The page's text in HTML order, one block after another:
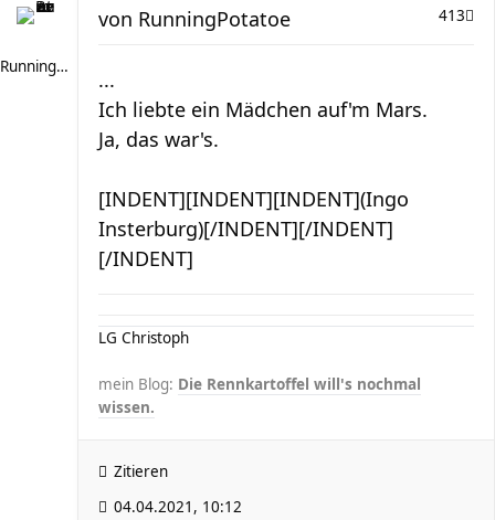
RunningPotatoe
413
von RunningPotatoe
...
Ich liebte ein Mädchen auf'm Mars.
Ja, das war's.
[INDENT][INDENT][INDENT](Ingo
Insterburg)[/INDENT][/INDENT]
[/INDENT]
LG Christoph
mein Blog: Die Rennkartoffel will's nochmal
wissen.
Zitieren
04.04.2021, 10:12